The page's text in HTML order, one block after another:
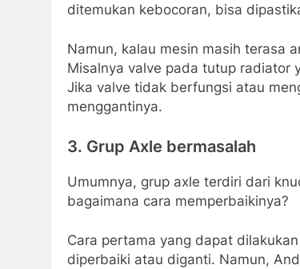
ditemukan kebocoran, bisa
Namun, kalau mesin masih terasa
Misalnya valve pada tutup radiator
Jika valve tidak berfungsi atau
menggantinya.
3. Grup Axle bermasalah
Umumnya, grup axle terdiri dari
bagaimana cara memperbaikinya?
Cara pertama yang dapat
diperbaiki atau diganti. Namun,